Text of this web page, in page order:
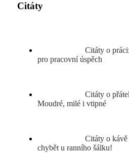
Citáty
Citáty o
pro pracovní úspěch
Citáty o
Moudré, milé i vtipné
Citáty o kávě
chybět u ranního šálku!